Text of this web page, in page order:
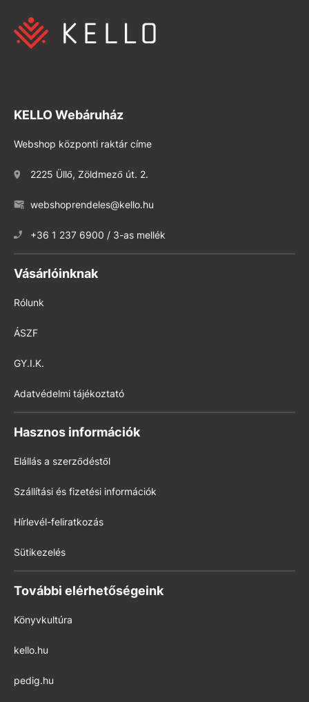
KELLO Webáruház
Webshop központi raktár címe
2225 Üllő, Zöldmező út. 2.
webshoprendeles@kello.hu
+36 1 237 6900 / 3-as mellék
Vásárlóinknak
Rólunk
ÁSZF
GY.I.K.
Adatvédelmi tájékoztató
Hasznos információk
Elállás a szerződéstől
Szállítási és fizetési információk
Hírlevél-feliratkozás
Sütikezelés
További elérhetőségeink
Könyvkultúra
kello.hu
pedig.hu